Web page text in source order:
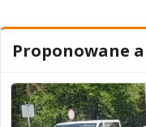
Proponowane